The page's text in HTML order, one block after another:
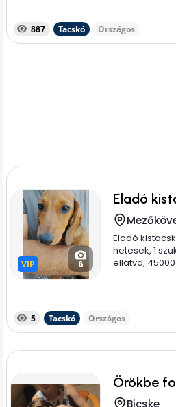
887 Tacskó Országos
VIP
VIP 6
Eladó
Eladó
hetesek, 1
ellátva,
5 Tacskó Országos
Örökbe
Bicske